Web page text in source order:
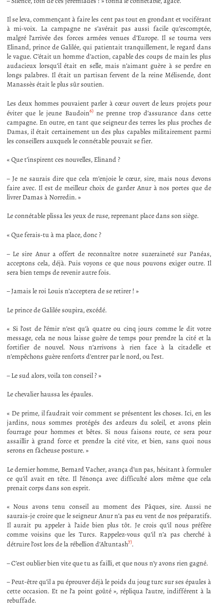
Il se leva, commençant à faire les cent pas tout en grondant et vociférant
à mi-voix. La campagne ne s’avérait pas aussi facile qu’escomptée,
malgré l’arrivée des forces armées venues d’Europe. Il se tourna vers
Elinand, prince de Galilée, qui patientait tranquillement, le regard dans
le vague. C’était un homme d’action, capable des coups de main les plus
audacieux lorsqu’il était en selle, mais n’aimant guère à se perdre en
longs palabres. Il était un partisan fervent de la reine Mélisende, dont
Manassès était le plus sûr soutien.
Les deux hommes pouvaient parler à cœur ouvert de leurs projets pour
éviter que le jeune Baudoin6)ne prenne trop d’assurance dans cette
campagne. En outre, en tant que seigneur des terres les plus proches de
Damas, il était certainement un des plus capables militairement parmi
les conseillers auxquels le connétable pouvait se fier.
« Que t’inspirent ces nouvelles, Elinand ?
– Je ne saurais dire que cela m’enjoie le cœur, sire, mais nous devons
faire avec. Il est de meilleur choix de garder Anur à nos portes que de
livrer Damas à Norredin. »
Le connétable plissa les yeux de ruse, reprenant place dans son siège.
« Que ferais-tu à ma place, donc ?
– Le sire Anur a offert de reconnaître notre suzeraineté sur Panéas,
acceptons cela, déjà. Puis voyons ce que nous pouvons exiger outre. Il
sera bien temps de revenir autre fois.
– Jamais le roi Louis n’acceptera de se retirer ! »
Le prince de Galilée soupira, excédé.
« Si l’ost de l’émir n’est qu’à quatre ou cinq jours comme le dit votre
message, cela ne nous laisse guère de temps pour prendre la cité et la
fortifier de nouvel. Nous n’arrivons à rien face à la citadelle et
n’empêchons guère renforts d’entrer par le nord, ou l’est.
– Le sud alors, voila ton conseil ? »
Le chevalier haussa les épaules.
« De prime, il faudrait voir comment se présentent les choses. Ici, en les
jardins, nous sommes protégés des ardeurs du soleil, et avons plein
fourrage pour hommes et bêtes. Si nous faisons route, ce sera pour
assaillir à grand force et prendre la cité vite, et bien, sans quoi nous
serons en fâcheuse posture. »
Le dernier homme, Bernard Vacher, avança d’un pas, hésitant à formuler
ce qu’il avait en tête. Il l’énonça avec difficulté alors même que cela
prenait corps dans son esprit.
« Nous avons tenu conseil au moment des Pâques, sire. Aussi ne
saurais-je croire que le seigneur Anur n’a pas eu vent de nos préparatifs.
Il aurait pu appeler à l’aide bien plus tôt. Je crois qu’il nous préfère
comme voisins que les Turcs. Rappelez-vous qu’il n’a pas cherché à
détruire l’ost lors de la rébellion d’Altuntash7).
– C’est oublier bien vite que tu as failli, et que nous n’y avons rien gagné.
– Peut-être qu’il a pu éprouver déjà le poids du joug turc sur ses épaules à
cette occasion. Et ne l’a point goûté », répliqua l’autre, indifférent à la
rebuffade.